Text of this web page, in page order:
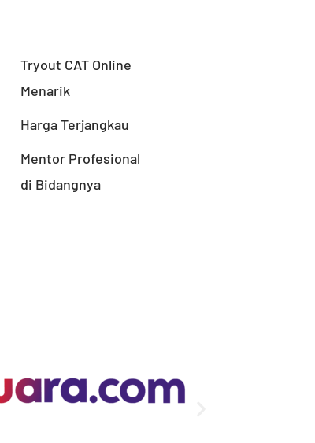
Tryout CAT Online
Menarik
Harga Terjangkau
Mentor Profesional
di Bidangnya